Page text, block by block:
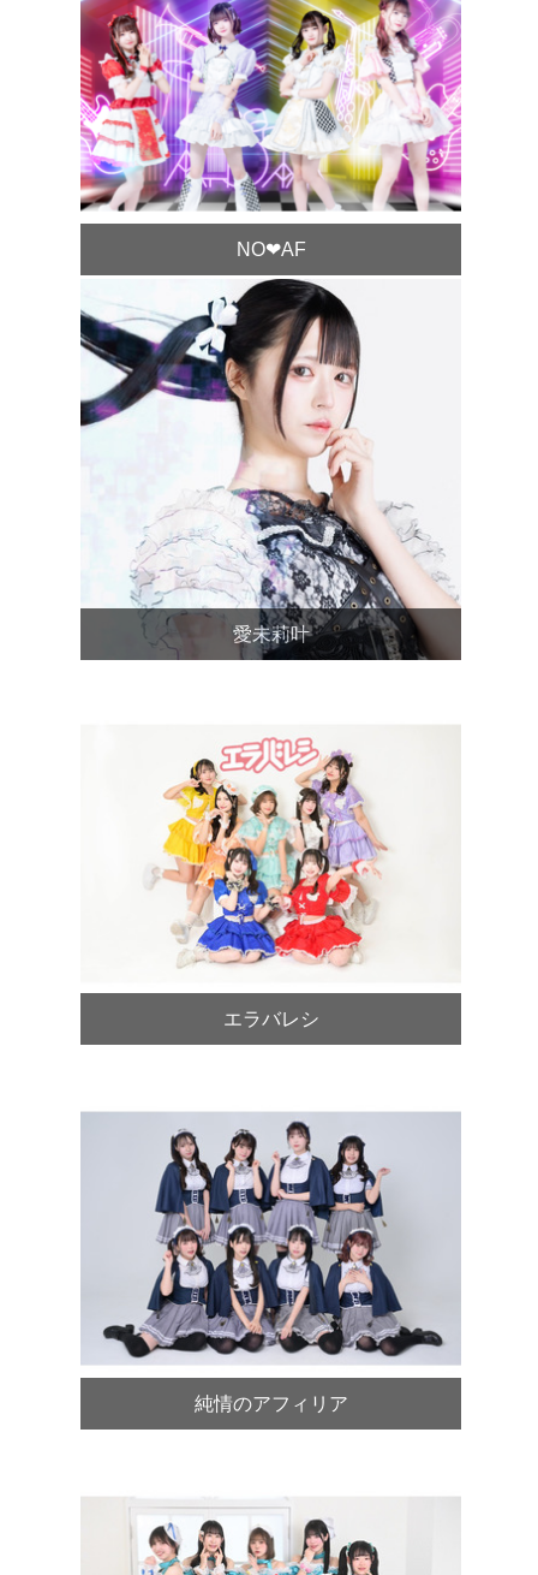
NO❤︎AF
愛未莉叶
エラバレシ
純情のアフィリア